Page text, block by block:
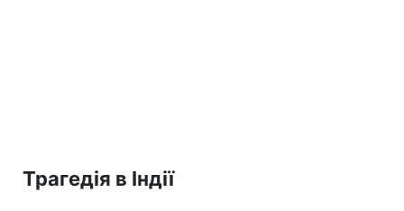
Трагедія в Індії